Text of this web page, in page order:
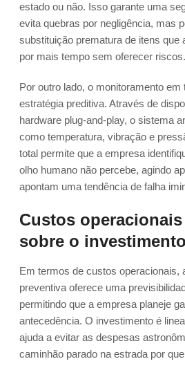
estado ou não. Isso garante uma
evita quebras por negligência, mas
substituição prematura de itens que
por mais tempo sem oferecer riscos.
Por outro lado, o monitoramento
estratégia preditiva. Através de
hardware plug-and-play, o sistema
como temperatura, vibração e
total permite que a empresa
olho humano não percebe, agindo
apontam uma tendência de falha
Custos
sobre o investimento
Em termos de custos operacionais,
preventiva oferece uma
permitindo que a empresa planeje
antecedência. O investimento é
ajuda a evitar as despesas
caminhão parado na estrada por